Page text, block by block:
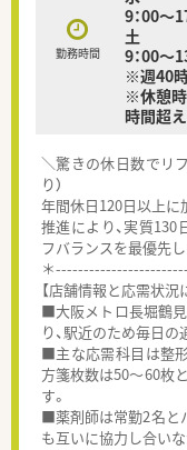
勤務時間
9：00～
土
9：00～
※週40
※休憩
時間超
＼驚きの休日数でリ
り）
年間休日120日以上に
推進により、実質
フバランスを最優先
＊
【店舗情報と応需状況
■大阪メトロ長堀鶴
り、駅近のため毎日
■主な応需科目は整
方箋枚数は50～60枚
す。
■薬剤師は常勤2名と
も互いに協力し合い